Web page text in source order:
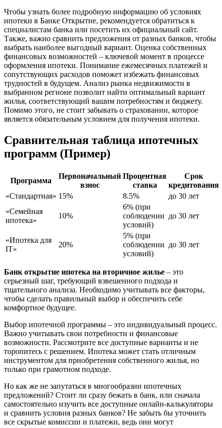
Чтобы узнать более подробную информацию об условиях
ипотеки в Банке Открытие, рекомендуется обратиться к
специалистам банка или посетить их официальный сайт.
Также, важно сравнить предложения от разных банков, чтобы
выбрать наиболее выгодный вариант. Оценка собственных
финансовых возможностей – ключевой момент в процессе
оформления ипотеки. Понимание ежемесячных платежей и
сопутствующих расходов поможет избежать финансовых
трудностей в будущем. Анализ рынка недвижимости в
выбранном регионе позволит найти оптимальный вариант
жилья, соответствующий вашим потребностям и бюджету.
Помимо этого, не стоит забывать о страховании, которое
является обязательным условием для получения ипотеки.
Сравнительная таблица ипотечных
программ (Пример)
Программа
Первоначальный
взнос
Процентная
ставка
Срок
кредитования
«Стандартная» 15% 8.5%
до 30 лет
«Семейная
ипотека»
10%
6% (при
соблюдении
условий)
до 30 лет
«Ипотека для
IT»
20%
5% (при
соблюдении
условий)
до 30 лет
Банк открытие ипотека на вторичное жилье – это
серьезный шаг, требующий взвешенного подхода и
тщательного анализа. Необходимо учитывать все факторы,
чтобы сделать правильный выбор и обеспечить себе
комфортное будущее.
Выбор ипотечной программы – это индивидуальный процесс.
Важно учитывать свои потребности и финансовые
возможности. Рассмотрите все доступные варианты и не
торопитесь с решением. Ипотека может стать отличным
инструментом для приобретения собственного жилья, но
только при грамотном подходе.
Но как же не запутаться в многообразии ипотечных
предложений? Стоит ли сразу бежать в банк, или сначала
самостоятельно изучить все доступные онлайн-калькуляторы
и сравнить условия разных банков? Не забыть бы уточнить
все скрытые комиссии и платежи, ведь они могут